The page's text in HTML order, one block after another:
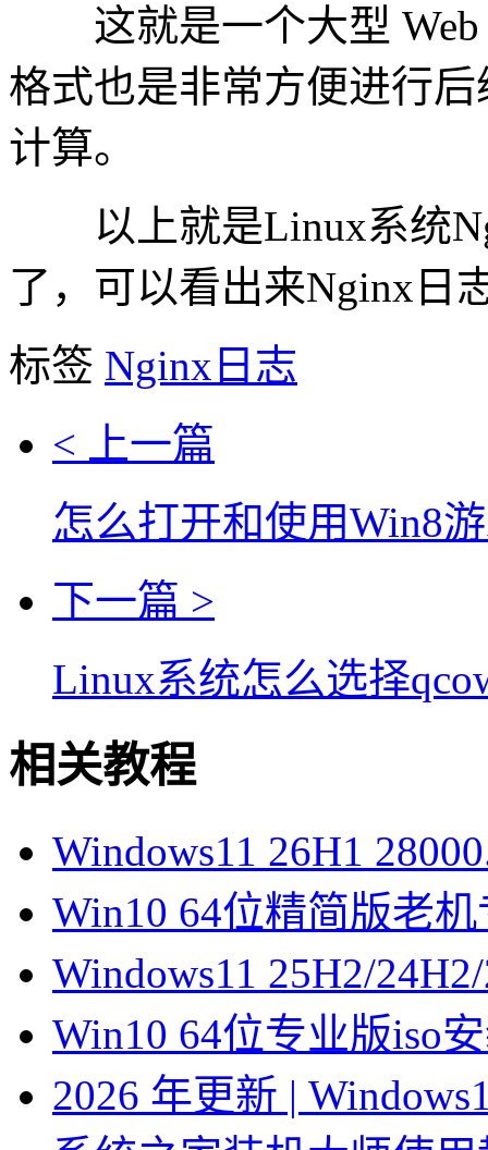
这就是一个大型 Web
格式也是非常方便进行后
计算。
以上就是Linux系统
了，可以看出来Nginx日
标签 Nginx日志
< 上一篇
怎么打开和使用Win8
下一篇 >
Linux系统怎么选择
相关教程
Windows11 26H1
Win10 64位精简版老
Windows11 25H2/
Win10 64位专业版iso
2026 年更新 |